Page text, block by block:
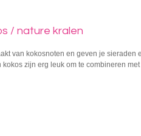
/ nature kralen
van kokosnoten en geven je
kokos zijn erg leuk om te combineren